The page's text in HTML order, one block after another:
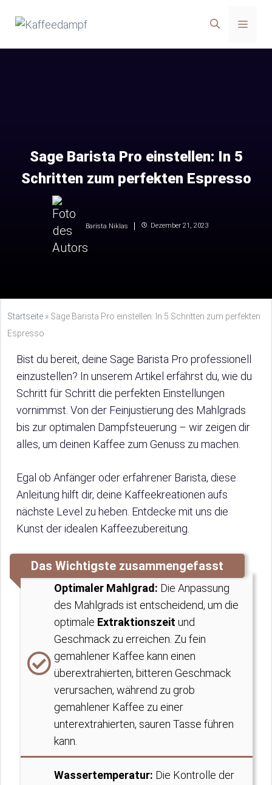
Inhalt
Menü
Sage Barista Pro einstellen: In 5
Schritten zum perfekten Espresso
Barista Niklas Dezember 21, 2023
Startseite » Sage Barista Pro einstellen: In 5 Schritten zum perfekten
Espresso
Bist du bereit, deine Sage Barista Pro professionell
einzustellen? In unserem Artikel erfährst du, wie du
Schritt für Schritt die perfekten Einstellungen
vornimmst. Von der Feinjustierung des Mahlgrads
bis zur optimalen Dampfsteuerung – wir zeigen dir
alles, um deinen Kaffee zum Genuss zu machen.
Egal ob Anfänger oder erfahrener Barista, diese
Anleitung hilft dir, deine Kaffeekreationen aufs
nächste Level zu heben. Entdecke mit uns die
Kunst der idealen Kaffeezubereitung.
Das Wichtigste zusammengefasst
Optimaler Mahlgrad: Die Anpassung
des Mahlgrads ist entscheidend, um die
optimale Extraktionszeit und
Geschmack zu erreichen. Zu fein
gemahlener Kaffee kann einen
überextrahierten, bitteren Geschmack
verursachen, während zu grob
gemahlener Kaffee zu einer
unterextrahierten, sauren Tasse führen
kann.
Wassertemperatur: Die Kontrolle der